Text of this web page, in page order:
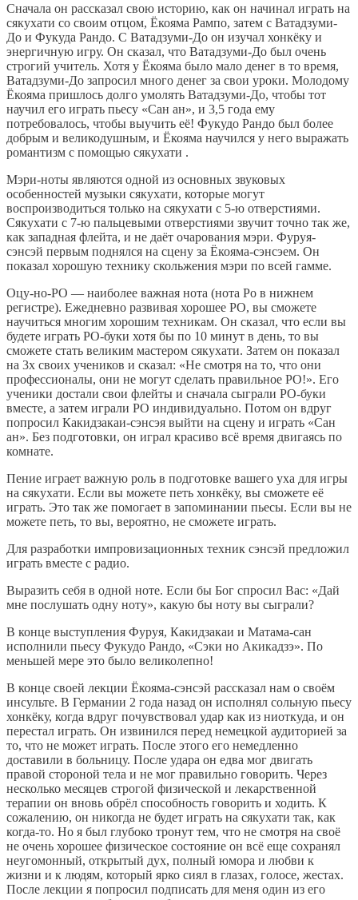
Сначала он рассказал свою историю, как он начинал играть на
сякухати со своим отцом, Ёкояма Рампо, затем с Ватадзуми-
До и Фукуда Рандо. С Ватадзуми-До он изучал хонкёку и
энергичную игру. Он сказал, что Ватадзуми-До был очень
строгий учитель. Хотя у Ёкояма было мало денег в то время,
Ватадзуми-До запросил много денег за свои уроки. Молодому
Ёкояма пришлось долго умолять Ватадзуми-До, чтобы тот
научил его играть пьесу «Сан ан», и 3,5 года ему
потребовалось, чтобы выучить её! Фукудо Рандо был более
добрым и великодушным, и Ёкояма научился у него выражать
романтизм с помощью сякухати .
Мэри-ноты являются одной из основных звуковых
особенностей музыки сякухати, которые могут
воспроизводиться только на сякухати с 5-ю отверстиями.
Сякухати с 7-ю пальцевыми отверстиями звучит точно так же,
как западная флейта, и не даёт очарования мэри. Фуруя-
сэнсэй первым поднялся на сцену за Ёкояма-сэнсэем. Он
показал хорошую технику скольжения мэри по всей гамме.
Оцу-но-РО — наиболее важная нота (нота Ро в нижнем
регистре). Ежедневно развивая хорошее РО, вы сможете
научиться многим хорошим техникам. Он сказал, что если вы
будете играть РО-буки хотя бы по 10 минут в день, то вы
сможете стать великим мастером сякухати. Затем он показал
на 3х своих учеников и сказал: «Не смотря на то, что они
профессионалы, они не могут сделать правильное РО!». Его
ученики достали свои флейты и сначала сыграли РО-буки
вместе, а затем играли РО индивидуально. Потом он вдруг
попросил Какидзакаи-сэнсэя выйти на сцену и играть «Сан
ан». Без подготовки, он играл красиво всё время двигаясь по
комнате.
Пение играет важную роль в подготовке вашего уха для игры
на сякухати. Если вы можете петь хонкёку, вы сможете её
играть. Это так же помогает в запоминании пьесы. Если вы не
можете петь, то вы, вероятно, не сможете играть.
Для разработки импровизационных техник сэнсэй предложил
играть вместе с радио.
Выразить себя в одной ноте. Если бы Бог спросил Вас: «Дай
мне послушать одну ноту», какую бы ноту вы сыграли?
В конце выступления Фуруя, Какидзакаи и Матама-сан
исполнили пьесу Фукудо Рандо, «Сэки но Акикадзэ». По
меньшей мере это было великолепно!
В конце своей лекции Ёкояма-сэнсэй рассказал нам о своём
инсульте. В Германии 2 года назад он исполнял сольную пьесу
хонкёку, когда вдруг почувствовал удар как из ниоткуда, и он
перестал играть. Он извинился перед немецкой аудиторией за
то, что не может играть. После этого его немедленно
доставили в больницу. После удара он едва мог двигать
правой стороной тела и не мог правильно говорить. Через
несколько месяцев строгой физической и лекарственной
терапии он вновь обрёл способность говорить и ходить. К
сожалению, он никогда не будет играть на сякухати так, как
когда-то. Но я был глубоко тронут тем, что не смотря на своё
не очень хорошее физическое состояние он всё еще сохранял
неугомонный, открытый дух, полный юмора и любви к
жизни и к людям, который ярко сиял в глазах, голосе, жестах.
После лекции я попросил подписать для меня один из его